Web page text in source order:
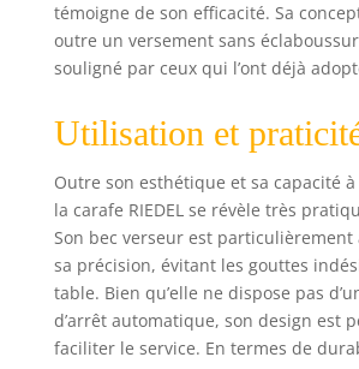
témoigne de son efficacité. Sa
outre un versement sans
souligné par ceux qui l’ont déjà
Utilisation et
Outre son esthétique et sa capacité
la carafe RIEDEL se révèle très
Son bec verseur est
sa précision, évitant les gouttes
table. Bien qu’elle ne dispose pas
d’arrêt automatique, son design est
faciliter le service. En termes de